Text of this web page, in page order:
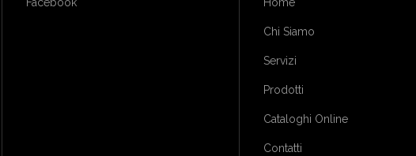
Chi Siamo
Servizi
Prodotti
Cataloghi Online
Contatti